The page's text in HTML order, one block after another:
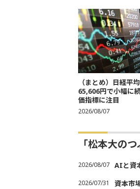
（まとめ）日経平
65,606円で小幅に
価指標に注目
2026/08/07
「松本大の
2026/08/07 AIと資
2026/07/31 資本市